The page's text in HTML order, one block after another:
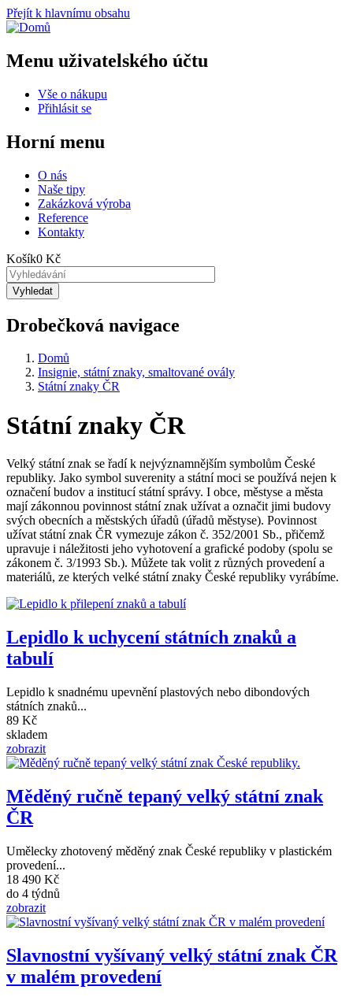
Přejít k hlavnímu obsahu
Menu uživatelského účtu
Vše o nákupu
Přihlásit se
Horní menu
O nás
Naše tipy
Zakázková výroba
Reference
Kontakty
Košík0 Kč
Drobečková navigace
Domů
Insignie, státní znaky, smaltované ovály
Státní znaky ČR
Státní znaky ČR
Velký státní znak se řadí k nejvýznamnějším symbolům České
republiky. Jako symbol suverenity a státní moci se používá nejen k
označení budov a institucí státní správy. I obce, městyse a města
mají zákonnou povinnost státní znak užívat a označit jimi budovy
svých obecních a městských úřadů (úřadů městyse). Povinnost
užívat státní znak ČR vymezuje zákon č. 352/2001 Sb., přičemž
upravuje i náležitosti jeho vyhotovení a grafické podoby (spolu se
zákonem č. 3/1993 Sb.). Můžete tak volit z různých provedení a
materiálů, ze kterých velké státní znaky České republiky vyrábíme.
Lepidlo k uchycení státních znaků a
tabulí
Lepidlo k snadnému upevnění plastových nebo dibondových
státních znaků...
89 Kč
skladem
zobrazit
Měděný ručně tepaný velký státní znak
ČR
Umělecky zhotovený měděný znak České republiky v plastickém
provedení...
18 490 Kč
do 4 týdnů
zobrazit
Slavnostní vyšívaný velký státní znak ČR
v malém provedení